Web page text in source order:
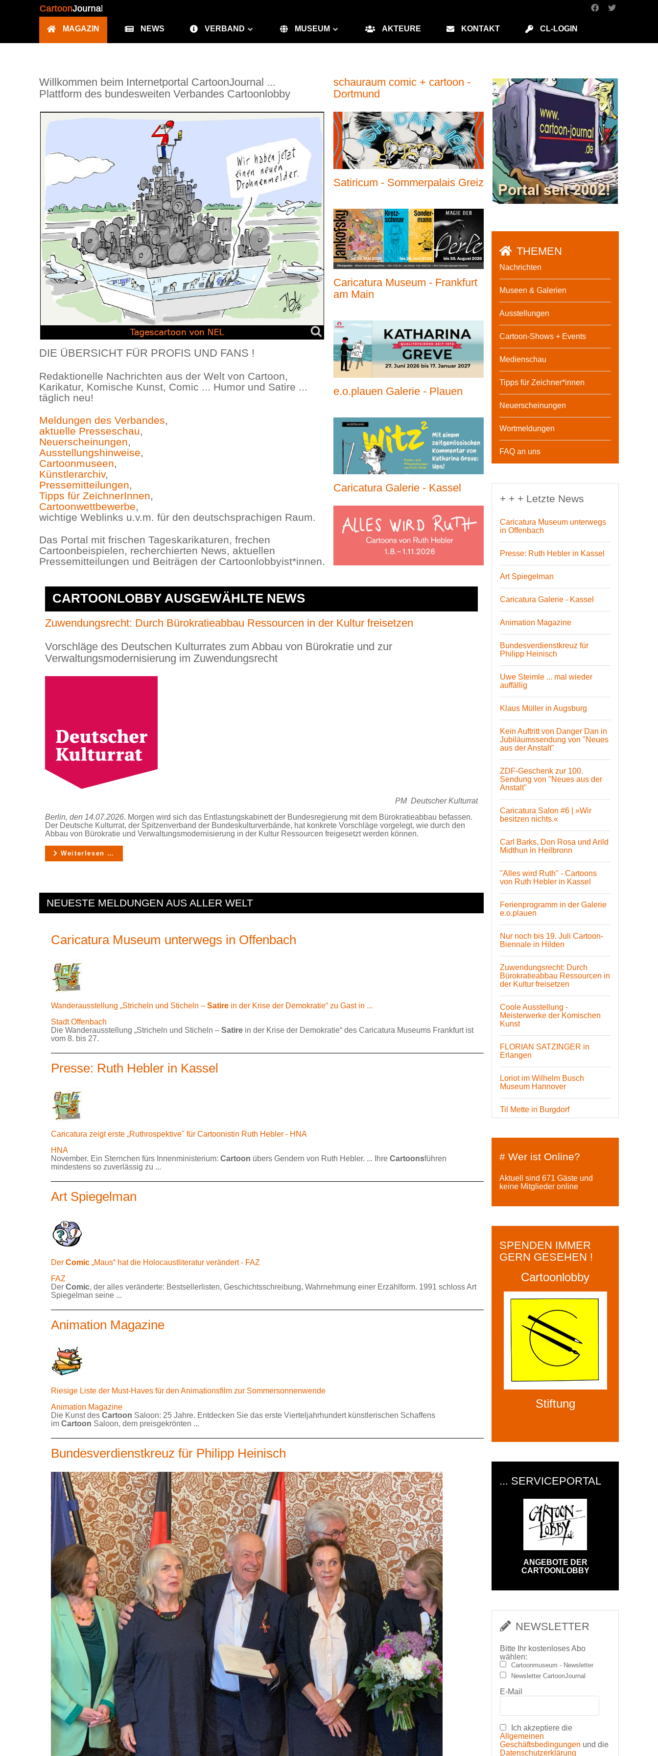
MAGAZIN NEWS VERBAND MUSEUM AKTEURE KONTAKT CL-LOGIN
Willkommen beim Internetportal CartoonJournal ...
Plattform des bundesweiten Verbandes Cartoonlobby
DIE ÜBERSICHT FÜR PROFIS UND FANS !
Redaktionelle Nachrichten aus der Welt von Cartoon,
Karikatur, Komische Kunst, Comic ... Humor und Satire ...
täglich neu!
Meldungen des Verbandes,
aktuelle Presseschau,
Neuerscheinungen,
Ausstellungshinweise,
Cartoonmuseen,
Künstlerarchiv,
Pressemitteilungen,
Tipps für ZeichnerInnen,
Cartoonwettbewerbe,
wichtige Weblinks u.v.m. für den deutschsprachigen Raum.
Das Portal mit frischen Tageskarikaturen, frechen
Cartoonbeispielen, recherchierten News, aktuellen
Pressemitteilungen und Beiträgen der Cartoonlobbyist*innen.
schauraum comic + cartoon -
Dortmund
Satiricum - Sommerpalais Greiz
Caricatura Museum - Frankfurt
am Main
e.o.plauen Galerie - Plauen
Caricatura Galerie - Kassel
CARTOONLOBBY AUSGEWÄHLTE NEWS
Zuwendungsrecht: Durch Bürokratieabbau Ressourcen in der Kultur freisetzen
Vorschläge des Deutschen Kulturrates zum Abbau von Bürokratie und zur
Verwaltungsmodernisierung im Zuwendungsrecht
PM Deutscher Kulturrat
Berlin, den 14.07.2026. Morgen wird sich das Entlastungskabinett der Bundesregierung mit dem Bürokratieabbau befassen.
Der Deutsche Kulturrat, der Spitzenverband der Bundeskulturverbände, hat konkrete Vorschläge vorgelegt, wie durch den
Abbau von Bürokratie und Verwaltungsmodernisierung in der Kultur Ressourcen freigesetzt werden können.
Weiterlesen …
NEUESTE MELDUNGEN AUS ALLER WELT
Caricatura Museum unterwegs in Offenbach
Wanderausstellung „Stricheln und Sticheln – Satire in der Krise der Demokratie“ zu Gast in ...
Stadt Offenbach
Die Wanderausstellung „Stricheln und Sticheln – Satire in der Krise der Demokratie“ des Caricatura Museums Frankfurt ist
vom 8. bis 27.
Presse: Ruth Hebler in Kassel
Caricatura zeigt erste „Ruthrospektive" für Cartoonistin Ruth Hebler - HNA
HNA
November. Ein Sternchen fürs Innenministerium: Cartoon übers Gendern von Ruth Hebler. ... Ihre Cartoonsführen
mindestens so zuverlässig zu ...
Art Spiegelman
Der Comic „Maus“ hat die Holocaustliteratur verändert - FAZ
FAZ
Der Comic, der alles veränderte: Bestsellerlisten, Geschichtsschreibung, Wahrnehmung einer Erzählform. 1991 schloss Art
Spiegelman seine ...
Animation Magazine
Riesige Liste der Must-Haves für den Animationsfilm zur Sommersonnenwende
Animation Magazine
Die Kunst des Cartoon Saloon: 25 Jahre. Entdecken Sie das erste Vierteljahrhundert künstlerischen Schaffens
im Cartoon Saloon, dem preisgekrönten ...
Bundesverdienstkreuz für Philipp Heinisch
THEMEN
Nachrichten
Museen & Galerien
Ausstellungen
Cartoon-Shows + Events
Medienschau
Tipps für Zeichner*innen
Neuerscheinungen
Wortmeldungen
FAQ an uns
+ + + Letzte News
Caricatura Museum unterwegs
in Offenbach
Presse: Ruth Hebler in Kassel
Art Spiegelman
Caricatura Galerie - Kassel
Animation Magazine
Bundesverdienstkreuz für
Philipp Heinisch
Uwe Steimle ... mal wieder
auffällig
Klaus Müller in Augsburg
Kein Auftritt von Danger Dan in
Jubiläumssendung von "Neues
aus der Anstalt"
ZDF-Geschenk zur 100.
Sendung von "Neues aus der
Anstalt"
Caricatura Salon #6 | »Wir
besitzen nichts.«
Carl Barks, Don Rosa und Arild
Midthun in Heilbronn
"Alles wird Ruth" - Cartoons
von Ruth Hebler in Kassel
Ferienprogramm in der Galerie
e.o.plauen
Nur noch bis 19. Juli Cartoon-
Biennale in Hilden
Zuwendungsrecht: Durch
Bürokratieabbau Ressourcen in
der Kultur freisetzen
Coole Ausstellung -
Meisterwerke der Komischen
Kunst
FLORIAN SATZINGER in
Erlangen
Loriot im Wilhelm Busch
Museum Hannover
Til Mette in Burgdorf
# Wer ist Online?
Aktuell sind 671 Gäste und
keine Mitglieder online
SPENDEN IMMER
GERN GESEHEN !
Cartoonlobby
Stiftung
... SERVICEPORTAL
ANGEBOTE DER
CARTOONLOBBY
NEWSLETTER
Bitte Ihr kostenloses Abo
wählen:
Cartoonmuseum - Newsletter
Newsletter CartoonJournal
E-Mail
Ich akzeptiere die
Allgemeinen
Geschäftsbedingungen und die
Datenschutzerklärung